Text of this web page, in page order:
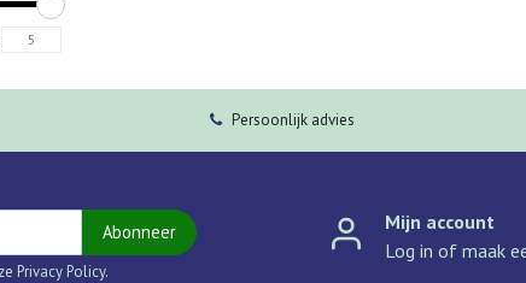
Persoonlijk advies
Abonneer
Privacy Policy.
Mijn account
Log in of maak